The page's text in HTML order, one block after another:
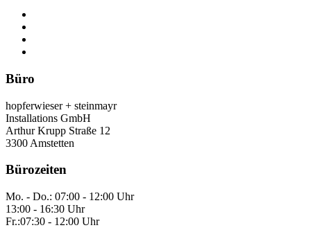
Büro
hopferwieser + steinmayr
Installations GmbH
Arthur Krupp Straße 12
3300 Amstetten
Bürozeiten
Mo. - Do.: 07:00 - 12:00 Uhr
13:00 - 16:30 Uhr
Fr.:07:30 - 12:00 Uhr